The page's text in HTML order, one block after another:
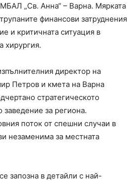
„Св. Анна“ – Варна. Мярката
финансови затруднения
и критичната ситуация в
хирургия.
директор на
Петров и кмета на Варна
стратегическото
заведение за региона.
поток от спешни случаи в
незаменима за местната
запозна в детайли с най-